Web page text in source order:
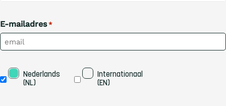
E-mailadres *
Taal
Nederlands
(NL)
Internationaal
(EN)